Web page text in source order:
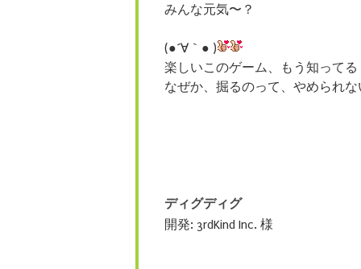
みんな元気〜？
(●´∀｀● )
楽しいこのゲーム、もう知ってる
なぜか、掘るのって、やめられな
ディグディグ
開発: 3rdKind Inc. 様